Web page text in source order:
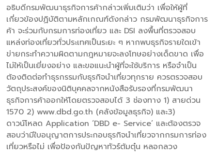
อธิบดีกรมพัฒนาธุรกิจการค้ากล่าวเพิ่มเติมว่า เพื่อให้ผู้ที่
เกี่ยวข้องปฏิบัติตามหลักเกณฑ์ดังกล่าว กรมพัฒนาธุรกิจการ
ค้า จะร่วมกับกรมการท่องเที่ยว และ DSI ลงพื้นที่ตรวจสอบ
แหล่งท่องเที่ยวทั่วประเทศเป็นระยะ ๆ หากพบธุรกิจรายใดเข้า
ข่ายกระทำความผิดตามกฎหมายจะลงโทษอย่างเด็ดขาด เพื่อ
ไม่ให้เป็นเยี่ยงอย่าง และขอแนะนำผู้ที่จะใช้บริการ หรือจำเป็น
ต้องติดต่อทำธุรกรรมกับธุรกิจนำเที่ยวทุกราย ควรตรวจสอบ
วัตถุประสงค์ของนิติบุคคลจากหนังสือรับรองที่กรมพัฒนา
ธุรกิจการค้าออกให้โดยตรวจสอบได้ 3 ช่องทาง 1) สายด่วน
1570 2) www.dbd.go.th (คลังข้อมูลธุรกิจ) และ3)
ดาวน์โหลด Application ‘DBD e- Service’ และต้องตรวจ
สอบว่ามีใบอนุญาตการประกอบธุรกิจนำเที่ยวจากกรมการท่อง
เที่ยวหรือไม่ เพื่อป้องกันปัญหาทัวร์ต้มตุ๋น หลอกลวง